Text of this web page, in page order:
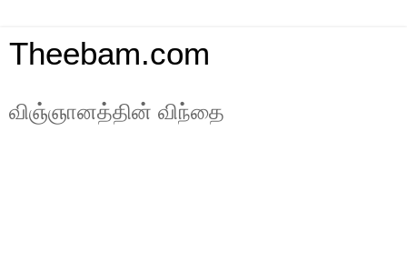
Theebam.com
விஞ்ஞானத்தின் விந்தை